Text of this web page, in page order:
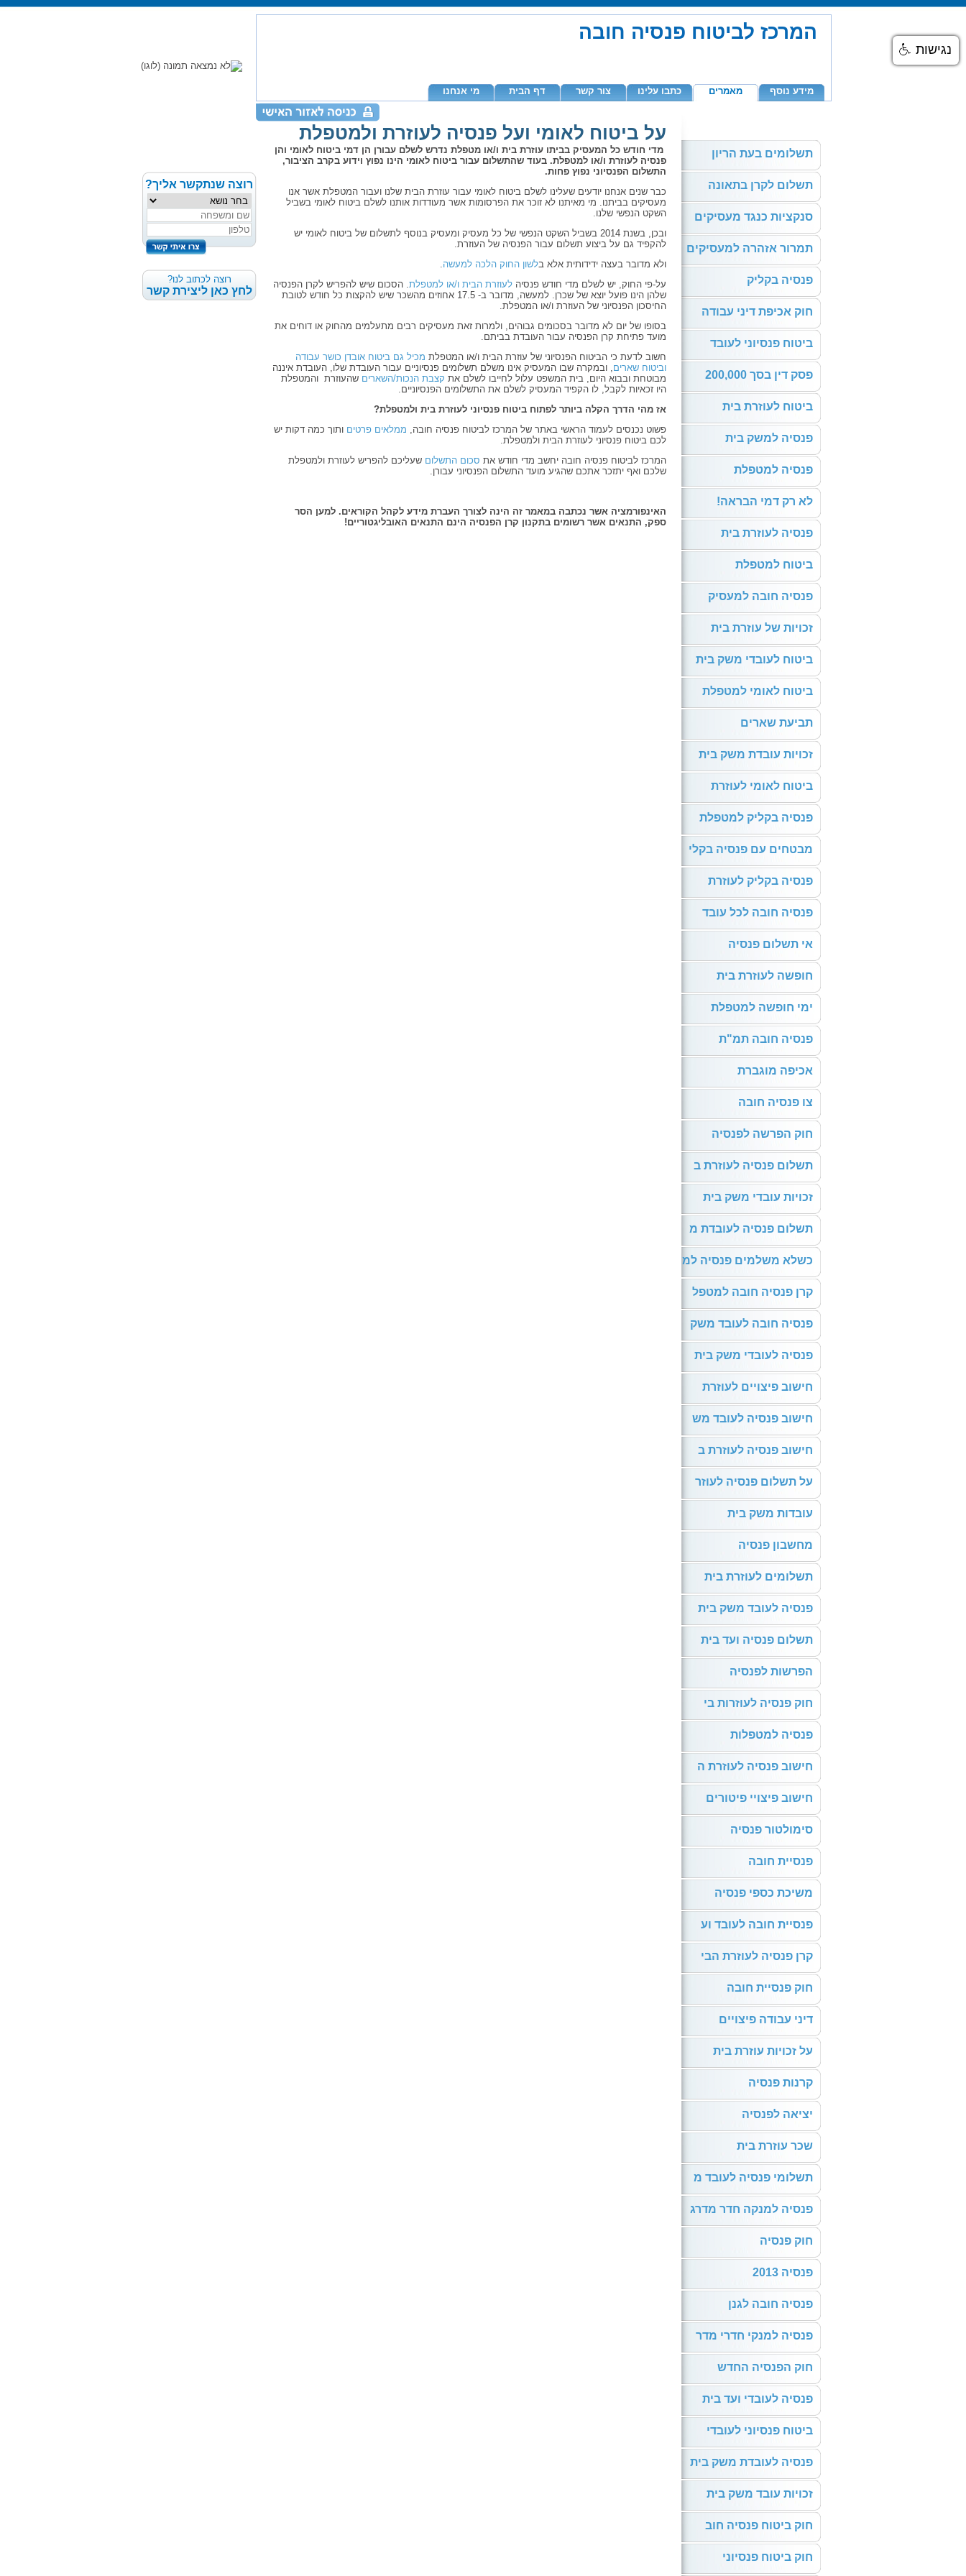
המרכז לביטוח פנסיה חובה
מידע נוסף מאמרים כתבו עלינו צור קשר דף הבית מי אנחנו
תשלומים בעת הריון
תשלום לקרן בתאונה
סנקציות כנגד מעסיקים
תמרור אזהרה למעסיקים
פנסיה בקליק
חוק אכיפת דיני עבודה
ביטוח פנסיוני לעובד
פסק דין בסך 200,000
ביטוח לעוזרת בית
פנסיה למשק בית
פנסיה למטפלת
לא רק דמי הבראה!
פנסיה לעוזרת בית
ביטוח למטפלת
פנסיה חובה למעסיק
זכויות של עוזרת בית
ביטוח לעובדי משק בית
ביטוח לאומי למטפלת
תביעת שארים
זכויות עובדת משק בית
ביטוח לאומי לעוזרת
פנסיה בקליק למטפלת
מבטחים עם פנסיה בקלי
פנסיה בקליק לעוזרת
פנסיה חובה לכל עובד
אי תשלום פנסיה
חופשה לעוזרת בית
ימי חופשה למטפלת
פנסיה חובה תמ"ת
אכיפה מוגברת
צו פנסיה חובה
חוק הפרשה לפנסיה
תשלום פנסיה לעוזרת ב
זכויות עובדי משק בית
תשלום פנסיה לעובדת מ
כשלא משלמים פנסיה למ
קרן פנסיה חובה למטפל
פנסיה חובה לעובד משק
פנסיה לעובדי משק בית
חישוב פיצויים לעוזרת
חישוב פנסיה לעובד מש
חישוב פנסיה לעוזרת ב
על תשלום פנסיה לעוזר
עובדות משק בית
מחשבון פנסיה
תשלומים לעוזרת בית
פנסיה לעובד משק בית
תשלום פנסיה ועד בית
הפרשות לפנסיה
חוק פנסיה לעוזרות בי
פנסיה למטפלות
חישוב פנסיה לעוזרת ה
חישוב פיצויי פיטורים
סימולטור פנסיה
פנסיית חובה
משיכת כספי פנסיה
פנסיית חובה לעובד וע
קרן פנסיה לעוזרת הבי
חוק פנסיית חובה
דיני עבודה פיצויים
על זכויות עוזרת בית
קרנות פנסיה
יציאה לפנסיה
שכר עוזרת בית
תשלומי פנסיה לעובד מ
פנסיה למנקה חדר מדרג
חוק פנסיה
פנסיה 2013
פנסיה חובה לגנן
פנסיה למנקי חדרי מדר
חוק הפנסיה החדש
פנסיה לעובדי ועד בית
ביטוח פנסיוני לעובדי
פנסיה לעובדת משק בית
זכויות עובד משק בית
חוק ביטוח פנסיה חוב
חוק ביטוח פנסיוני
על ביטוח לאומי ועל פנסיה לעוזרת ולמטפלת
מדי חודש כל המעסיק בביתו עוזרת בית ו/או מטפלת נדרש לשלם עבורן הן דמי ביטוח לאומי והן
פנסיה לעוזרת ו/או למטפלת. בעוד שהתשלום עבור ביטוח לאומי הינו נפוץ וידוע בקרב הציבור,
התשלום הפנסיוני נפוץ פחות.
כבר שנים אנחנו יודעים שעלינו לשלם ביטוח לאומי עבור עוזרת הבית שלנו ועבור המטפלת אשר אנו
מעסיקים בביתנו. מי מאיתנו לא זוכר את הפרסומות אשר מעודדות אותנו לשלם ביטוח לאומי בשביל
השקט הנפשי שלנו.
ובכן, בשנת 2014 בשביל השקט הנפשי של כל מעסיק ומעסיק בנוסף לתשלום של ביטוח לאומי יש
להקפיד גם על ביצוע תשלום עבור הפנסיה של העוזרת.
ולא מדובר בעצה ידידותית אלא בלשון החוק הלכה למעשה.
על-פי החוק, יש לשלם מדי חודש פנסיה לעוזרת הבית ו/או למטפלת. הסכום שיש להפריש לקרן הפנסיה
שלהן הינו פועל יוצא של שכרן. למעשה, מדובר ב- 17.5 אחוזים מהשכר שיש להקצות כל חודש לטובת
החיסכון הפנסיוני של העוזרת ו/או המטפלת.
בסופו של יום לא מדובר בסכומים גבוהים, ולמרות זאת מעסיקים רבים מתעלמים מהחוק או דוחים את
מועד פתיחת קרן הפנסיה עבור העובדת בביתם.
חשוב לדעת כי הביטוח הפנסיוני של עוזרת הבית ו/או המטפלת מכיל גם ביטוח אובדן כושר עבודה
וביטוח שארים, ובמקרה שבו המעסיק אינו משלם תשלומים פנסיוניים עבור העובדת שלו, העובדת איננה
מבוטחת ובבוא היום, בית המשפט עלול לחייבו לשלם את קצבת הנכות/השארים שהעוזרת והמטפלת
היו זכאיות לקבל, לו הקפיד המעסיק לשלם את התשלומים הפנסיוניים.
אז מהי הדרך הקלה ביותר לפתוח ביטוח פנסיוני לעוזרת בית ולמטפלת?
פשוט נכנסים לעמוד הראשי באתר של המרכז לביטוח פנסיה חובה, ממלאים פרטים ותוך כמה דקות יש
לכם ביטוח פנסיוני לעוזרת הבית ולמטפלת.
המרכז לביטוח פנסיה חובה יחשב מדי חודש את סכום התשלום שעליכם להפריש לעוזרת ולמטפלת
שלכם ואף יתזכר אתכם שהגיע מועד התשלום הפנסיוני עבורן.
האינפורמציה אשר נכתבה במאמר זה הינה לצורך העברת מידע לקהל הקוראים. למען הסר
ספק, התנאים אשר רשומים בתקנון קרן הפנסיה הינם התנאים האובליגטוריים!
רוצה שנתקשר אליך?
רוצה לכתוב לנו?
לחץ כאן ליצירת קשר
נגישות